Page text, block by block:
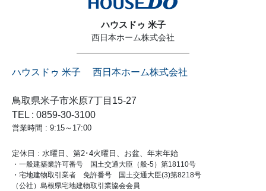
ハウスドゥ 米子
西日本ホーム株式会社
ハウスドゥ 米子 西日本ホーム株式会社
鳥取県米子市米原7丁目15-27
TEL : 0859-30-3100
営業時間 : 9:15～17:00
定休日 : 水曜日、第2･4火曜日、お盆、年末年始
・一般建築業許可番号 国土交通大臣（般-5）第18110号
・宅地建物取引業者 免許番号 国土交通大臣(3)第8218号
（公社）島根県宅地建物取引業協会会員